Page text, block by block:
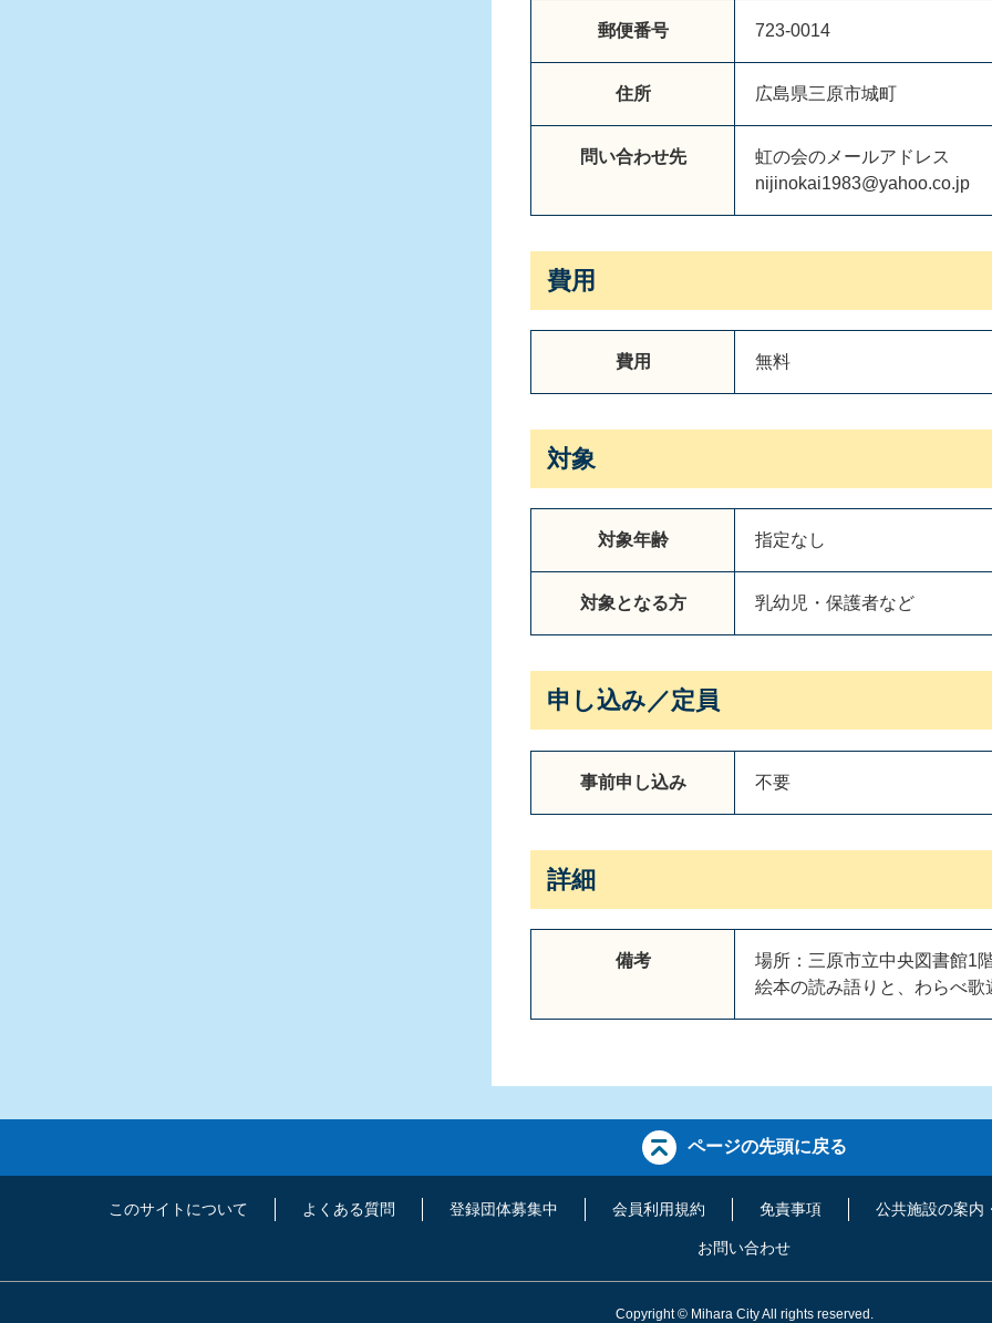
郵便番号 723-0014
住所 広島県三原市城町
問い合わせ先
虹の会のメールアドレス
nijinokai1983@yahoo.co.jp
費用
費用 無料
対象
対象年齢 指定なし
対象となる方 乳幼児・保護者など
申し込み／定員
事前申し込み 不要
詳細
備考
場所：三原市立中央図書館1
絵本の読み語りと、わらべ歌
ページの先頭に戻る
このサイトについて よくある質問 登録団体募集中 会員利用規約 免責事項 公共施設の案内
お問い合わせ
Copyright© Mihara City All rights reserved.